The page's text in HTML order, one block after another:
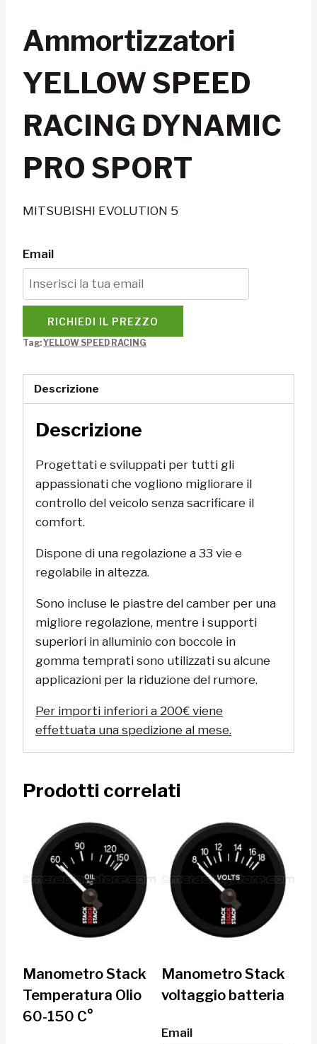
Ammortizzatori
YELLOW SPEED
RACING DYNAMIC
PRO SPORT
MITSUBISHI EVOLUTION 5
Email
RICHIEDI IL PREZZO
Tag:YELLOW SPEED RACING
Descrizione
Descrizione
Progettati e sviluppati per tutti gli
appassionati che vogliono migliorare il
controllo del veicolo senza sacrificare il
comfort.
Dispone di una regolazione a 33 vie e
regolabile in altezza.
Sono incluse le piastre del camber per una
migliore regolazione, mentre i supporti
superiori in alluminio con boccole in
gomma temprati sono utilizzati su alcune
applicazioni per la riduzione del rumore.
Per importi inferiori a 200€ viene
effettuata una spedizione al mese.
Prodotti correlati
Manometro Stack
Temperatura Olio
60-150 C°
Manometro Stack
voltaggio batteria
Email